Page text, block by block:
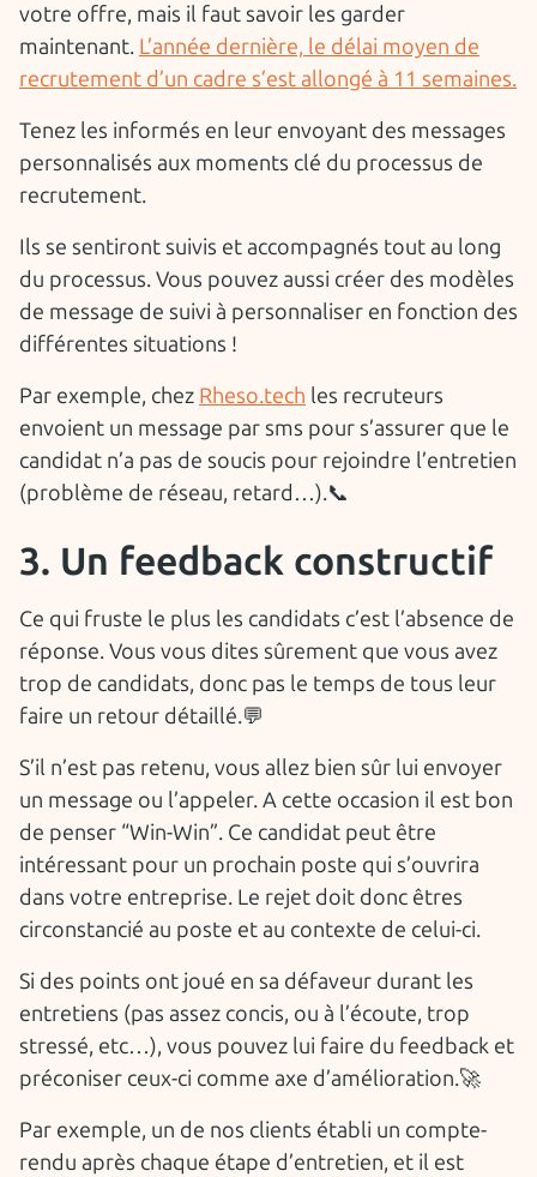
votre offre, mais il faut savoir les garder
maintenant. L’année dernière, le délai moyen de
recrutement d’un cadre s’est allongé à 11 semaines.
Tenez les informés en leur envoyant des messages
personnalisés aux moments clé du processus de
recrutement.
Ils se sentiront suivis et accompagnés tout au long
du processus. Vous pouvez aussi créer des modèles
de message de suivi à personnaliser en fonction des
différentes situations !
Par exemple, chez Rheso.tech les recruteurs
envoient un message par sms pour s’assurer que le
candidat n’a pas de soucis pour rejoindre l’entretien
(problème de réseau, retard…).📞
3. Un feedback constructif
Ce qui fruste le plus les candidats c’est l’absence de
réponse. Vous vous dites sûrement que vous avez
trop de candidats, donc pas le temps de tous leur
faire un retour détaillé.💬
S’il n’est pas retenu, vous allez bien sûr lui envoyer
un message ou l’appeler. A cette occasion il est bon
de penser “Win-Win”. Ce candidat peut être
intéressant pour un prochain poste qui s’ouvrira
dans votre entreprise. Le rejet doit donc êtres
circonstancié au poste et au contexte de celui-ci.
Si des points ont joué en sa défaveur durant les
entretiens (pas assez concis, ou à l’écoute, trop
stressé, etc…), vous pouvez lui faire du feedback et
préconiser ceux-ci comme axe d’amélioration.🚀
Par exemple, un de nos clients établi un compte-
rendu après chaque étape d’entretien, et il est